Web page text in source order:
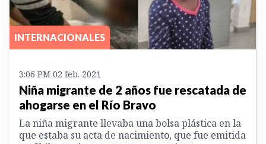
INTERNACIONALES
3:06 PM 02 feb. 2021
Niña migrante de 2 años fue rescatada de
ahogarse en el Río Bravo
La niña migrante llevaba una bolsa plástica en la
que estaba su acta de nacimiento, que fue emitida